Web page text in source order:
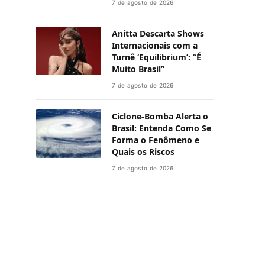
7 de agosto de 2026
Anitta Descarta Shows
Internacionais com a
Turnê ‘Equilibrium’: “É
Muito Brasil”
7 de agosto de 2026
Ciclone-Bomba Alerta o
Brasil: Entenda Como Se
Forma o Fenômeno e
Quais os Riscos
7 de agosto de 2026